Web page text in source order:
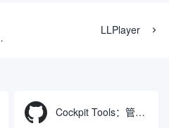
LLPlayer
Cockpit Tools：管理多个AI编程IDE账号与配置多开独立实例的本地桌面应用